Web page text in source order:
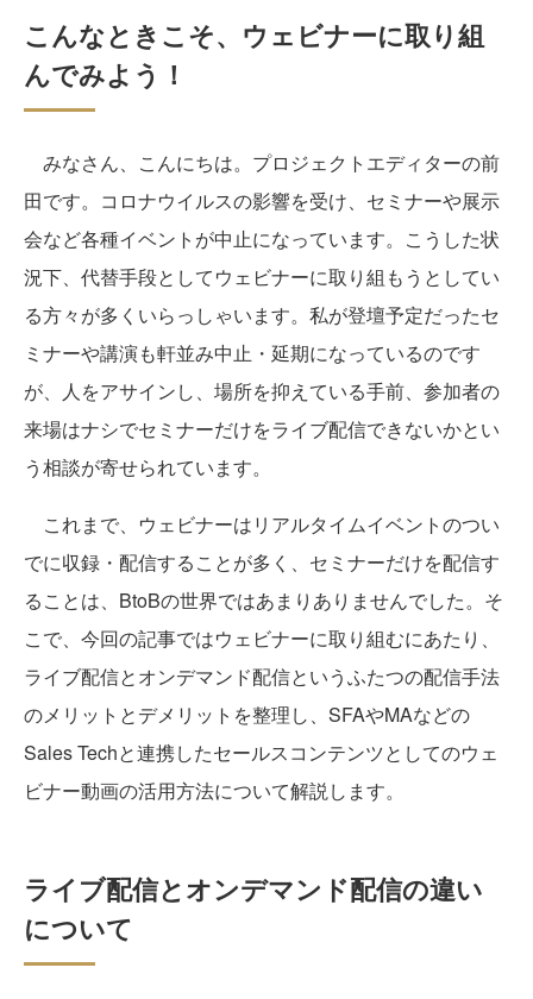
こんなときこそ、ウェビナーに取り組
んでみよう！
みなさん、こんにちは。プロジェクトエディターの前
田です。コロナウイルスの影響を受け、セミナーや展示
会など各種イベントが中止になっています。こうした状
況下、代替手段としてウェビナーに取り組もうとしてい
る方々が多くいらっしゃいます。私が登壇予定だったセ
ミナーや講演も軒並み中止・延期になっているのです
が、人をアサインし、場所を抑えている手前、参加者の
来場はナシでセミナーだけをライブ配信できないかとい
う相談が寄せられています。
これまで、ウェビナーはリアルタイムイベントのつい
でに収録・配信することが多く、セミナーだけを配信す
ることは、BtoBの世界ではあまりありませんでした。そ
こで、今回の記事ではウェビナーに取り組むにあたり、
ライブ配信とオンデマンド配信というふたつの配信手法
のメリットとデメリットを整理し、SFAやMAなどの
Sales Techと連携したセールスコンテンツとしてのウェ
ビナー動画の活用方法について解説します。
ライブ配信とオンデマンド配信の違い
について